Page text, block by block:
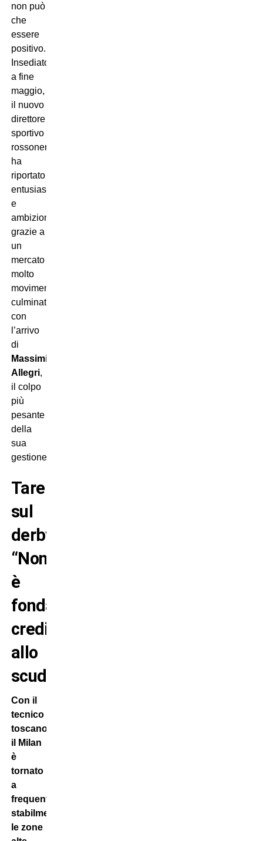
non può
che
essere
positivo.
Insediatosi
a fine
maggio,
il nuovo
direttore
sportivo
rossonero
ha
riportato
entusiasmo
e
ambizione
grazie a
un
mercato
molto
movimentato,
culminato
con
l’arrivo
di
Massimiliano
Allegri,
il colpo
più
pesante
della
sua
gestione.
Tare
sul
derby:
“Non
è
fondamentale,
crediamo
allo
scudetto”
Con il
tecnico
toscano,
il Milan
è
tornato
a
frequentare
stabilmente
le zone